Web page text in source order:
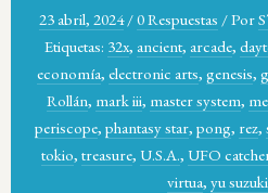
23 abril, 2024 /0 Respuestas /Por
Etiquetas: 32x, ancient, arcade,
economía, electronic arts, genesis,
Rollán, mark iii, master system,
periscope, phantasy star, pong, rez,
tokio, treasure, U.S.A., UFO
virtua, yu suzuki